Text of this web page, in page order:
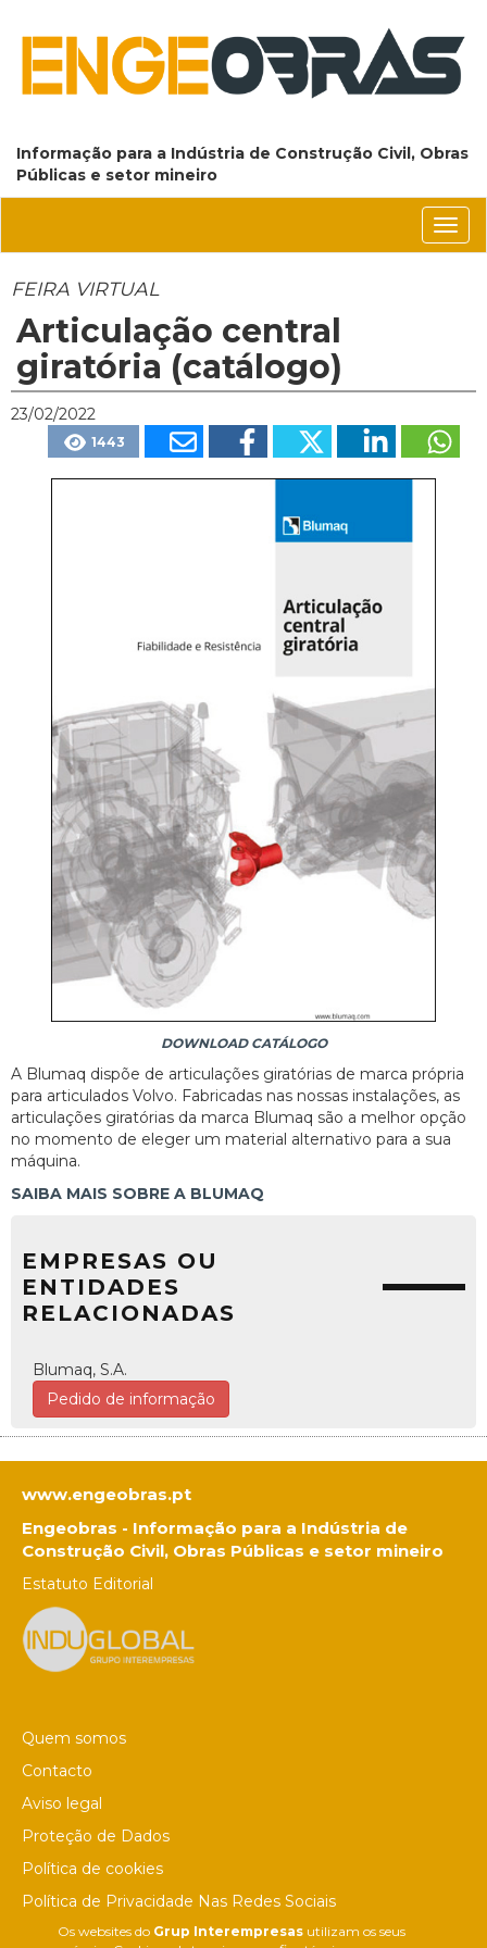
Os websites do Grup Interempresasutilizam os seus
Informação para a Indústria de Construção Civil, Obras
Públicas e setor mineiro
FEIRA VIRTUAL
Articulação central
giratória (catálogo)
23/02/2022
1443
DOWNLOAD CATÁLOGO
A Blumaq dispõe de articulações giratórias de marca própria
para articulados Volvo. Fabricadas nas nossas instalações, as
articulações giratórias da marca Blumaq são a melhor opção
no momento de eleger um material alternativo para a sua
máquina.
SAIBA MAIS SOBRE A BLUMAQ
EMPRESAS OU
ENTIDADES
RELACIONADAS
Blumaq, S.A.
Pedido de informação
www.engeobras.pt
Engeobras - Informação para a Indústria de
Construção Civil, Obras Públicas e setor mineiro
Estatuto Editorial
Quem somos
Contacto
Aviso legal
Proteção de Dados
Política de cookies
Política de Privacidade Nas Redes Sociais
Canal de denúncias